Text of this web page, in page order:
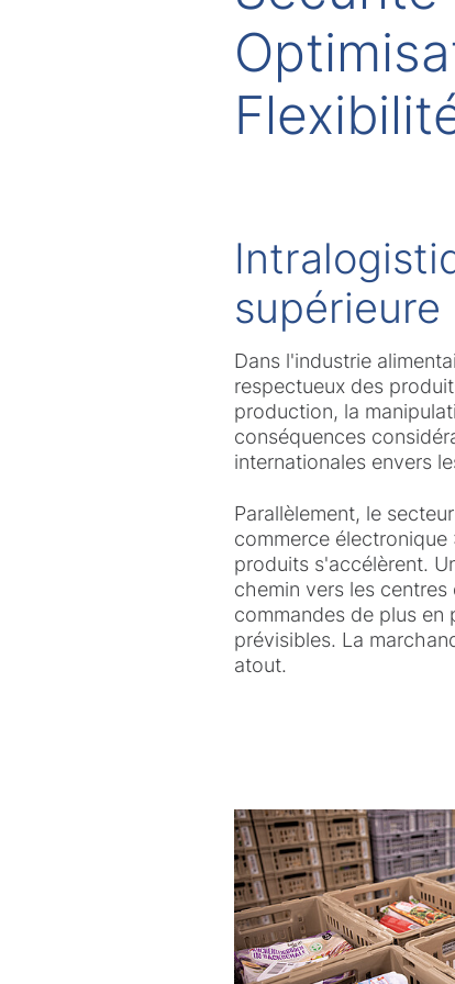
supérieure
Dans l'industrie
respectueux des
production, la
conséquences
internationales envers
Parallèlement, le
commerce
produits s'accélèrent.
chemin vers les
commandes de plus
prévisibles. La
atout.